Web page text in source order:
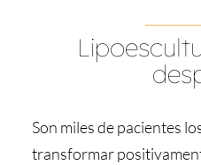
Son miles de pacientes
transformar